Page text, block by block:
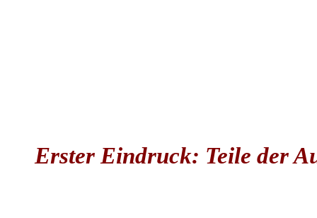
Erster Eindruck: Teile der